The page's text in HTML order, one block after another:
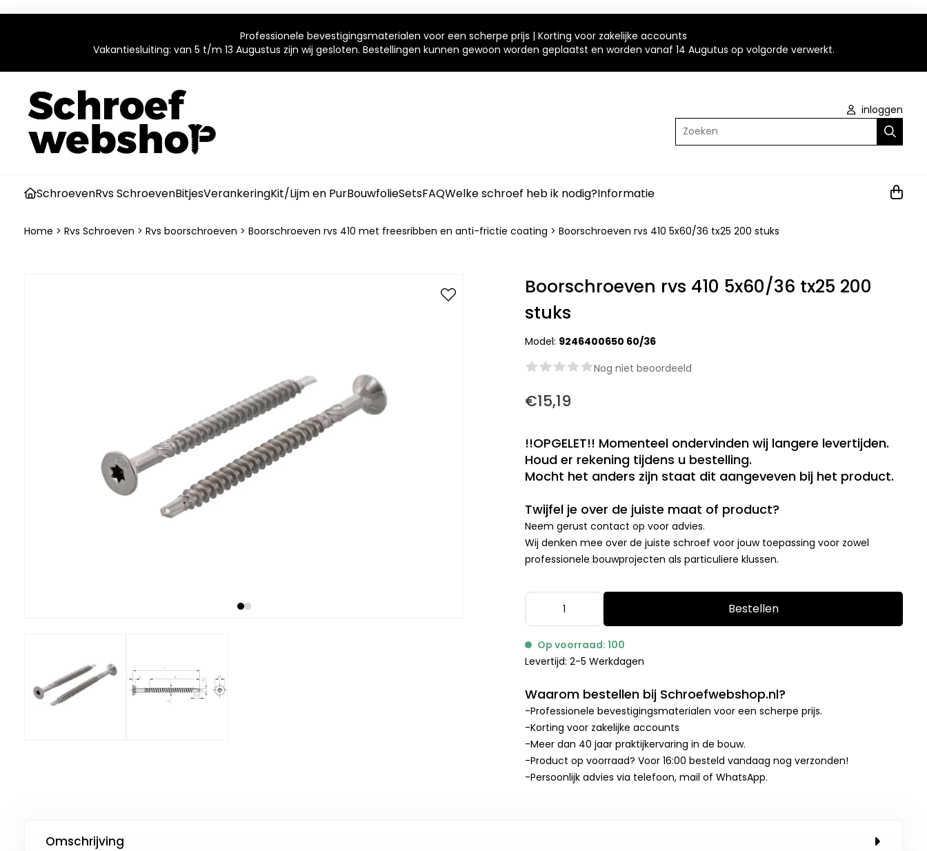
Professionele bevestigingsmaterialen voor een scherpe prijs | Korting voor zakelijke accounts
Vakantiesluiting: van 5 t/m 13 Augustus zijn wij gesloten. Bestellingen kunnen gewoon worden geplaatst en worden vanaf 14 Augutus op volgorde verwerkt.
inloggen
Zoeken
SchroevenRvs SchroevenBitjesVerankeringKit/Lijm en PurBouwfolieSetsFAQWelke schroef heb ik nodig?Informatie
Home > Rvs Schroeven > Rvs boorschroeven > Boorschroeven rvs 410 met freesribben en anti-frictie coating > Boorschroeven rvs 410 5x60/36 tx25 200 stuks
Boorschroeven rvs 410 5x60/36 tx25 200
stuks
Model: 9246400650 60/36
Nog niet beoordeeld
€15,19
!!OPGELET!! Momenteel ondervinden wij langere levertijden.
Houd er rekening tijdens u bestelling.
Mocht het anders zijn staat dit aangeveven bij het product.
Twijfel je over de juiste maat of product?
Neem gerust contact op voor advies.
Wij denken mee over de juiste schroef voor jouw toepassing voor zowel
professionele bouwprojecten als particuliere klussen.
Bestellen
Op voorraad: 100
Levertijd: 2-5 Werkdagen
Waarom bestellen bij Schroefwebshop.nl?
-Professionele bevestigingsmaterialen voor een scherpe prijs.
-Korting voor zakelijke accounts
-Meer dan 40 jaar praktijkervaring in de bouw.
-Product op voorraad? Voor 16:00 besteld vandaag nog verzonden!
-Persoonlijk advies via telefoon, mail of WhatsApp.
Omschrijving